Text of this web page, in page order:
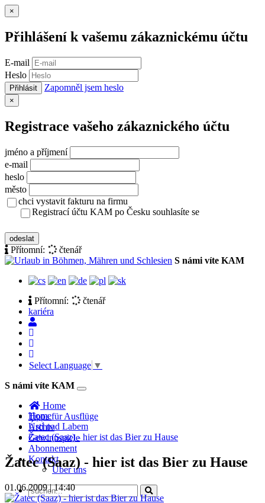
×
Přihlášení k vašemu zákaznickému účtu
E-mail
Heslo
Přihlásit Zapomněl jsem heslo
×
Registrace vašeho zákaznického účtu
jméno a příjmení
e-mail
heslo
město
chci vystavit fakturu na firmu
Registrací účtu KAM po Česku souhlasíte se
odeslat
Přítomní:
čtenář
S námi víte KAM
Přítomní:
čtenář
kariéra
Select Language ▼
S námi víte KAM
Toggle
Home
Tipps für Ausflüge
Archiv
Gewinnspiele
Abonnement
Kontakt
Über uns
Home
Ústí nad Labem
Žatec (Saaz) - hier ist das Bier zu Hause
Žatec (Saaz) - hier ist das Bier zu Hause
01.06.2009 | 14:40